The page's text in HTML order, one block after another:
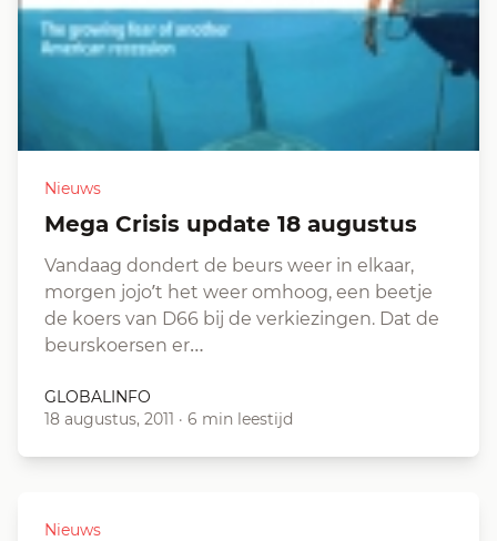
Nieuws
Mega Crisis update 18 augustus
Vandaag dondert de beurs weer in elkaar,
morgen jojo’t het weer omhoog, een beetje
de koers van D66 bij de verkiezingen. Dat de
beurskoersen er…
GLOBALINFO
18 augustus, 2011 · 6 min leestijd
Nieuws